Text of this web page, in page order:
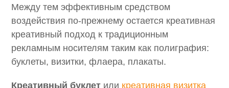
Между тем эффективным средством
воздействия по-прежнему остается креативная
креативный подход к традиционным
рекламным носителям таким как полиграфия:
буклеты, визитки, флаера, плакаты.
Креативный буклет или креативная визитка